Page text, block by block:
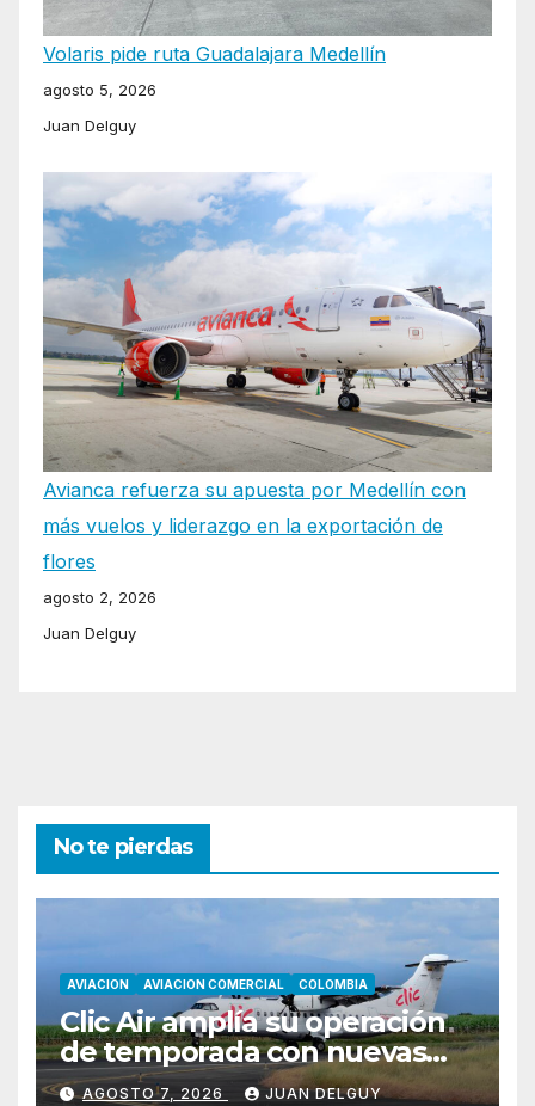
Volaris pide ruta Guadalajara Medellín
agosto 5, 2026
Juan Delguy
Avianca refuerza su apuesta por Medellín con
más vuelos y liderazgo en la exportación de
flores
agosto 2, 2026
Juan Delguy
No te pierdas
AVIACION AVIACION COMERCIAL COLOMBIA
Clic Air amplía su operación
de temporada con nuevas
rutas hacia Cartagena y Tolú
AGOSTO 7, 2026 JUAN DELGUY